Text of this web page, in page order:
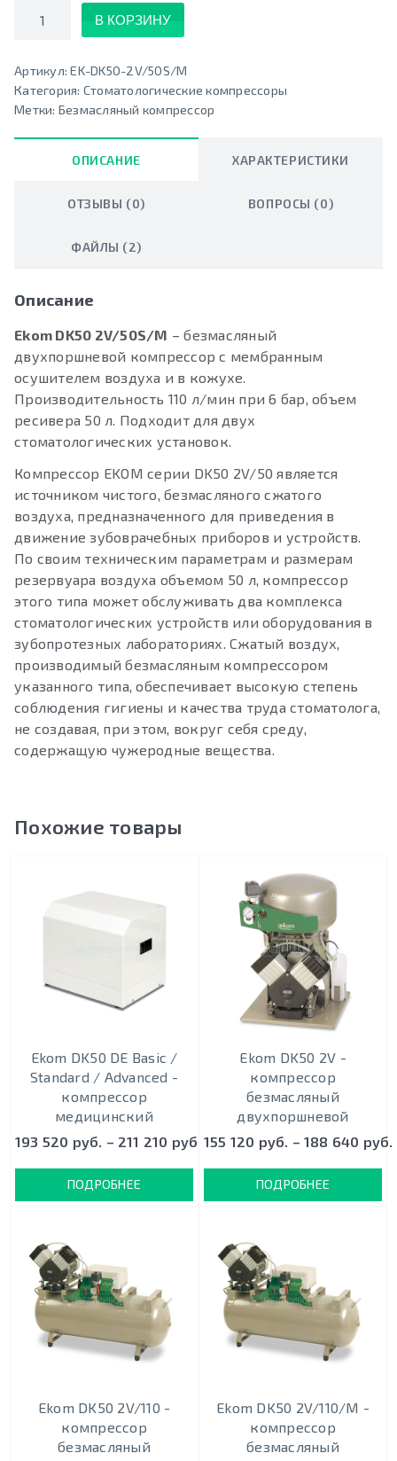
Количество
В КОРЗИНУ
Артикул:EK-DK50-2V/50S/M
Категория: Стоматологические компрессоры
Метки: Безмасляный компрессор
ОПИСАНИЕ ХАРАКТЕРИСТИКИ
ОТЗЫВЫ (0) ВОПРОСЫ (0)
ФАЙЛЫ (2)
Описание
Ekom DK50 2V/50S/M – безмасляный
двухпоршневой компрессор с мембранным
осушителем воздуха и в кожухе.
Производительность 110 л/мин при 6 бар, объем
ресивера 50 л. Подходит для двух
стоматологических установок.
Компрессор EKOM серии DK50 2V/50 является
источником чистого, безмасляного сжатого
воздуха, предназначенного для приведения в
движение зубоврачебных приборов и устройств.
По своим техническим параметрам и размерам
резервуара воздуха объемом 50 л, компрессор
этого типа может обслуживать два комплекса
стоматологических устройств или оборудования в
зубопротезных лабораториях. Сжатый воздух,
производимый безмасляным компрессором
указанного типа, обеспечивает высокую степень
соблюдения гигиены и качества труда стоматолога,
не создавая, при этом, вокруг себя среду,
содержащую чужеродные вещества.
Похожие товары
Ekom DK50 DE Basic /
Standard / Advanced -
компрессор
медицинский
193 520 руб. – 211 210 руб.
ПОДРОБНЕЕ
Ekom DK50 2V -
кoмпрeccoр
безмасляный
двухпоршневой
155 120 руб. – 188 640 руб.
ПОДРОБНЕЕ
Ekom DK50 2V/110 -
кoмпрeccoр
безмасляный
Ekom DK50 2V/110/M -
кoмпрeccoр
безмасляный